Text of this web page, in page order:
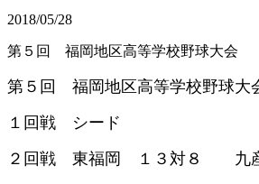
2018/05/28
第５回 福岡地区高等学校野球大会
第５回 福岡地区高等学校野球大
１回戦 シード
２回戦 東福岡 １３対８ 九